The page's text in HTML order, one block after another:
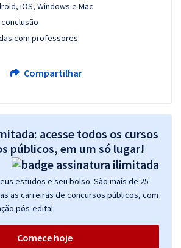
iOS, Windows e Mac
com professores
Compartilhar
acesse todos os cursos
públicos, em um só lugar!
estudos e seu bolso. São mais de 25
as carreiras de concursos públicos, com
pós-edital.
Comece hoje